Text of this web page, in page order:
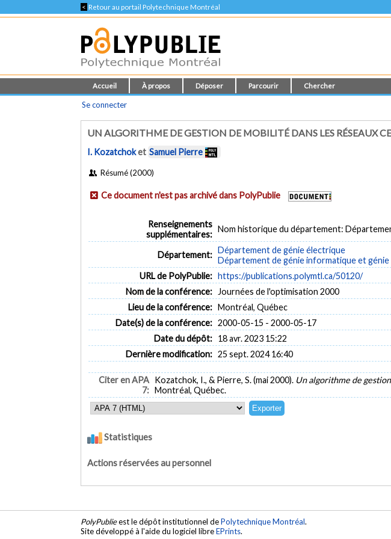
< Retour au portail Polytechnique Montréal
Accueil À propos Déposer Parcourir Chercher
Se connecter
UN ALGORITHME DE GESTION DE MOBILITÉ DANS LES RÉSEAUX
I. Kozatchoket Samuel Pierre
Résumé (2000)
Ce document n'est pas archivé dans PolyPublie
Renseignements
supplémentaires:
Nom historique du département:
Département: Département de génie électrique
Département de génie informatique et génie
URL de PolyPublie: https://publications.polymtl.ca/50120/
Nom de la conférence:
Journées de l'optimisation 2000
Lieu de la conférence: Montréal, Québec
Date(s) de la conférence: 2000-05-15 - 2000-05-17
Date du dépôt: 18 avr. 2023 15:22
Dernière modification: 25 sept. 2024 16:40
Citer en APA
7:
Kozatchok, I., & Pierre, S. (mai 2000). Un algorithme de
Montréal, Québec.
Statistiques
Actions réservées au personnel
PolyPublieest le dépôt institutionnel dePolytechnique Montréal.
Site développé à l'aide du logiciel libreEPrints.